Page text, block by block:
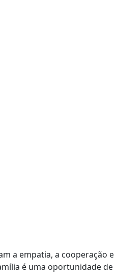
a empatia, a cooperação e
é uma oportunidade de